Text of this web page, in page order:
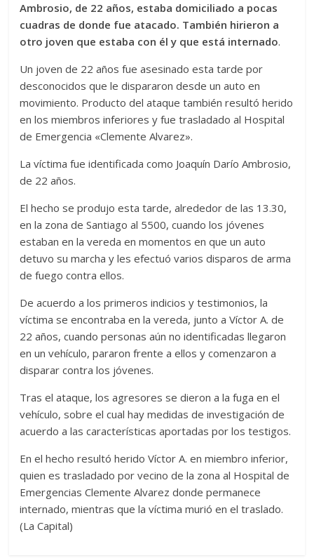
Ambrosio, de 22 años, estaba domiciliado a pocas
cuadras de donde fue atacado. También hirieron a
otro joven que estaba con él y que está internado.
Un joven de 22 años fue asesinado esta tarde por
desconocidos que le dispararon desde un auto en
movimiento. Producto del ataque también resultó herido
en los miembros inferiores y fue trasladado al Hospital
de Emergencia «Clemente Alvarez».
La víctima fue identificada como Joaquín Darío Ambrosio,
de 22 años.
El hecho se produjo esta tarde, alrededor de las 13.30,
en la zona de Santiago al 5500, cuando los jóvenes
estaban en la vereda en momentos en que un auto
detuvo su marcha y les efectuó varios disparos de arma
de fuego contra ellos.
De acuerdo a los primeros indicios y testimonios, la
víctima se encontraba en la vereda, junto a Víctor A. de
22 años, cuando personas aún no identificadas llegaron
en un vehículo, pararon frente a ellos y comenzaron a
disparar contra los jóvenes.
Tras el ataque, los agresores se dieron a la fuga en el
vehículo, sobre el cual hay medidas de investigación de
acuerdo a las características aportadas por los testigos.
En el hecho resultó herido Víctor A. en miembro inferior,
quien es trasladado por vecino de la zona al Hospital de
Emergencias Clemente Alvarez donde permanece
internado, mientras que la víctima murió en el traslado.
(La Capital)